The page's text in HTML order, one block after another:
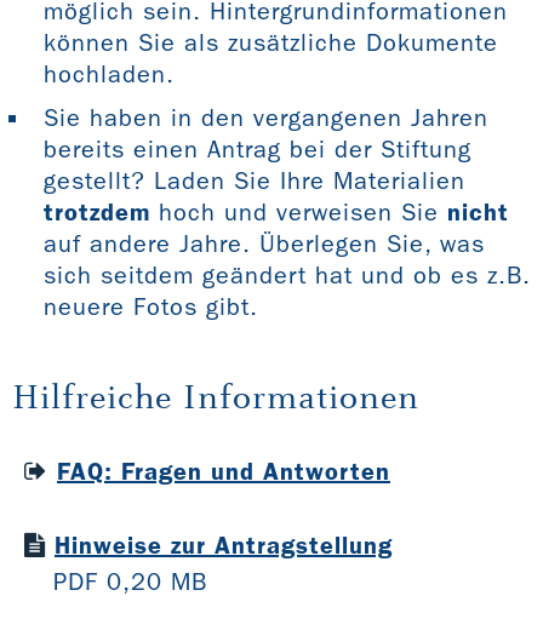
möglich sein. Hintergrundinformationen
können Sie als zusätzliche Dokumente
hochladen.
Sie haben in den vergangenen Jahren
bereits einen Antrag bei der Stiftung
gestellt? Laden Sie Ihre Materialien
trotzdem hoch und verweisen Sie nicht
auf andere Jahre. Überlegen Sie, was
sich seitdem geändert hat und ob es z.B.
neuere Fotos gibt.
Hilfreiche Informationen
FAQ: Fragen und Antworten
Hinweise zur Antragstellung
PDF 0,20 MB